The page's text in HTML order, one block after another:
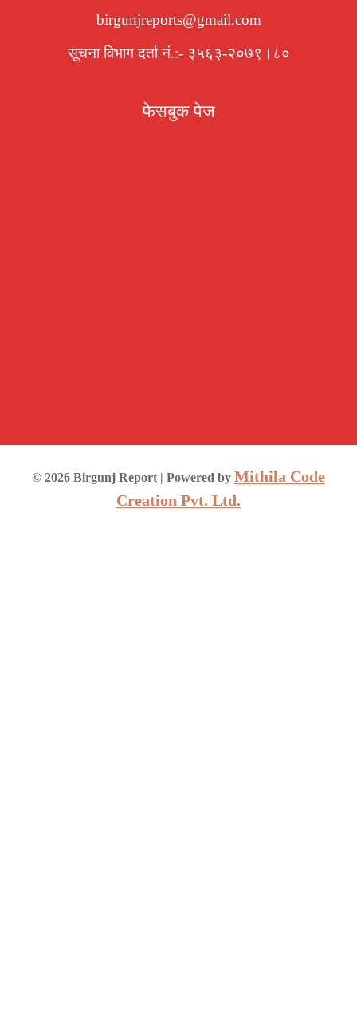
birgunjreports@gmail.com
सूचना विभाग दर्ता नं.:- ३५६३-२०७९।८०
फेसबुक पेज
© 2026 Birgunj Report | Powered by Mithila Code
Creation Pvt. Ltd.